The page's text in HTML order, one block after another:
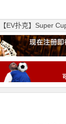
【EV扑克】Super Cup仁川站｜王金琦 黄华闯入神秘赏